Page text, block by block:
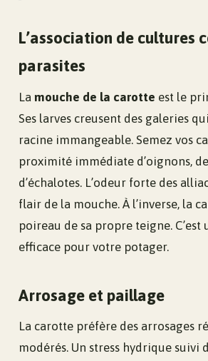
L’association de cultures
parasites
La mouche de la carotte est le
Ses larves creusent des galeries
racine immangeable. Semez vos
proximité immédiate d’oignons,
d’échalotes. L’odeur forte des
flair de la mouche. À l’inverse, la
poireau de sa propre teigne. C’est
efficace pour votre potager.
Arrosage et paillage
La carotte préfère des arrosages
modérés. Un stress hydrique suivi